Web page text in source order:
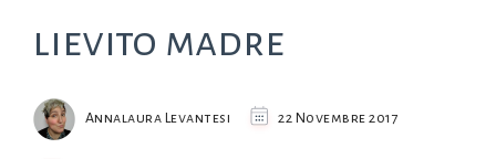
lievito madre
Annalaura Levantesi 22 Novembre 2017